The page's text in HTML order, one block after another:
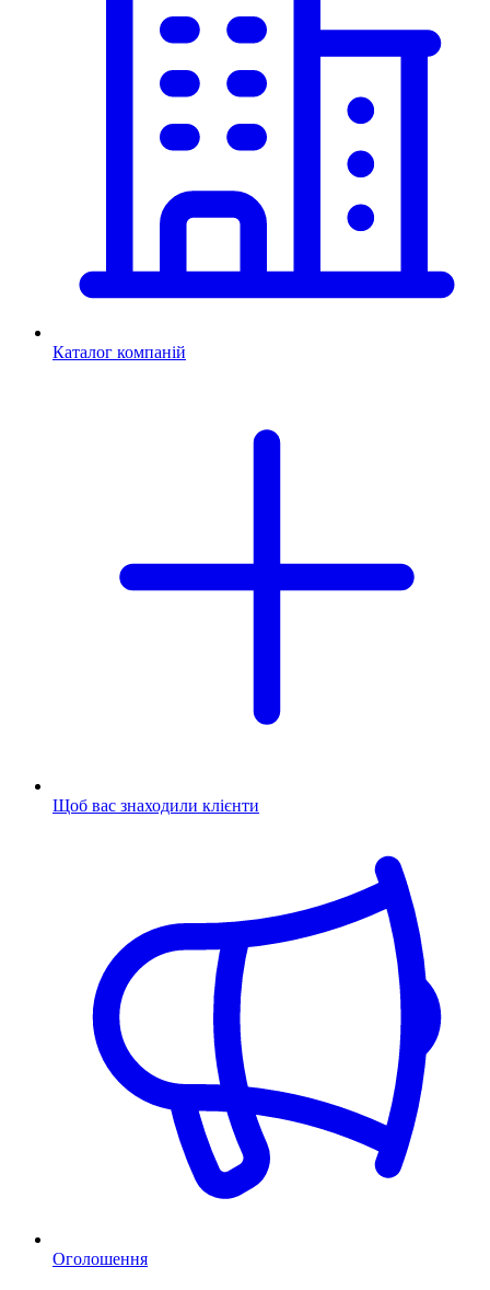
Каталог компаній
Щоб вас знаходили клієнти
Оголошення